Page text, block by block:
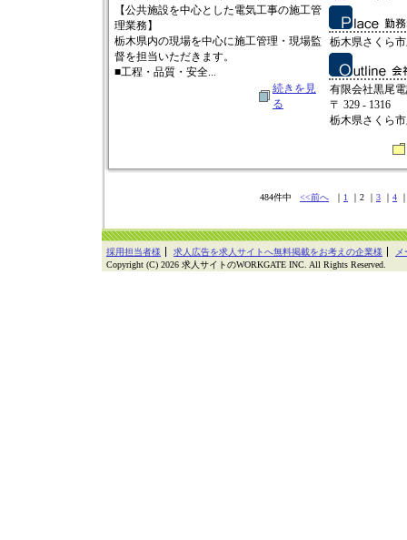
【公共施設を中心とした電気工事の施工管
理業務】
栃木県内の現場を中心に施工管理・現場監
督を担当いただきます。
■工程・品質・安全...
続きを見
る
栃木県さくら
有限会社黒尾
〒 329 - 1316
栃木県さくら
484件中 <<前へ ｜ 1 ｜2 ｜ 3 ｜ 4
採用担当者様 求人広告を求人サイトへ無料掲載をお考えの企業様
Copyright (C) 2026 求人サイトのWORKGATE INC. All Rights Reserved.